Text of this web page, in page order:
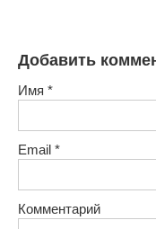
Добавить
Имя *
Email *
Комментарий